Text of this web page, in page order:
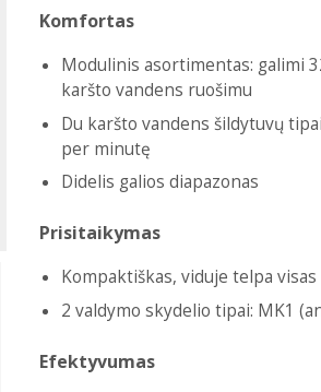
Komfortas
Modulinis asortimentas: galimi
karšto vandens ruošimu
Du karšto vandens šildytuvų
per minutę
Didelis galios diapazonas
Prisitaikymas
Kompaktiškas, viduje telpa
2 valdymo skydelio tipai: MK1
Efektyvumas